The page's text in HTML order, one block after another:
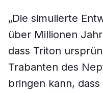
„Die simulierte
über Millionen
dass Triton
Trabanten des
bringen kann,